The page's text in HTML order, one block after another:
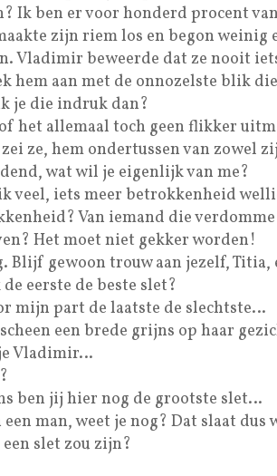
Ik ben er voor honderd procent
zijn riem los en begon weinig
Vladimir beweerde dat ze nooit
hem aan met de onnozelste blik
je die indruk dan?
het allemaal toch geen flikker
zei ze, hem ondertussen van zowel
wat wil je eigenlijk van me?
veel, iets meer betrokkenheid
Van iemand die
Het moet niet gekker worden!
Blijf gewoon trouw aan jezelf,
eerste de beste slet?
mijn part de laatste de slechtste…
een brede grijns op haar
Vladimir…
ben jij hier nog de grootste slet…
man, weet je nog? Dat slaat
slet zou zijn?